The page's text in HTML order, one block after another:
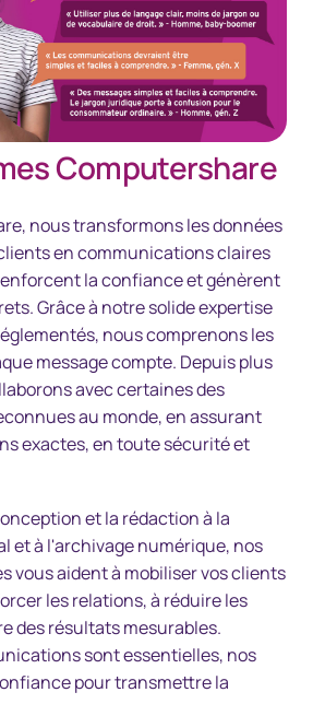
Computershare
nous transformons les données
en communications claires
la confiance et génèrent
Grâce à notre solide expertise
nous comprenons les
message compte. Depuis plus
avec certaines des
au monde, en assurant
exactes, en toute sécurité et
et la rédaction à la
et à l'archivage numérique, nos
vous aident à mobiliser vos clients
les relations, à réduire les
des résultats mesurables.
sont essentielles, nos
pour transmettre la